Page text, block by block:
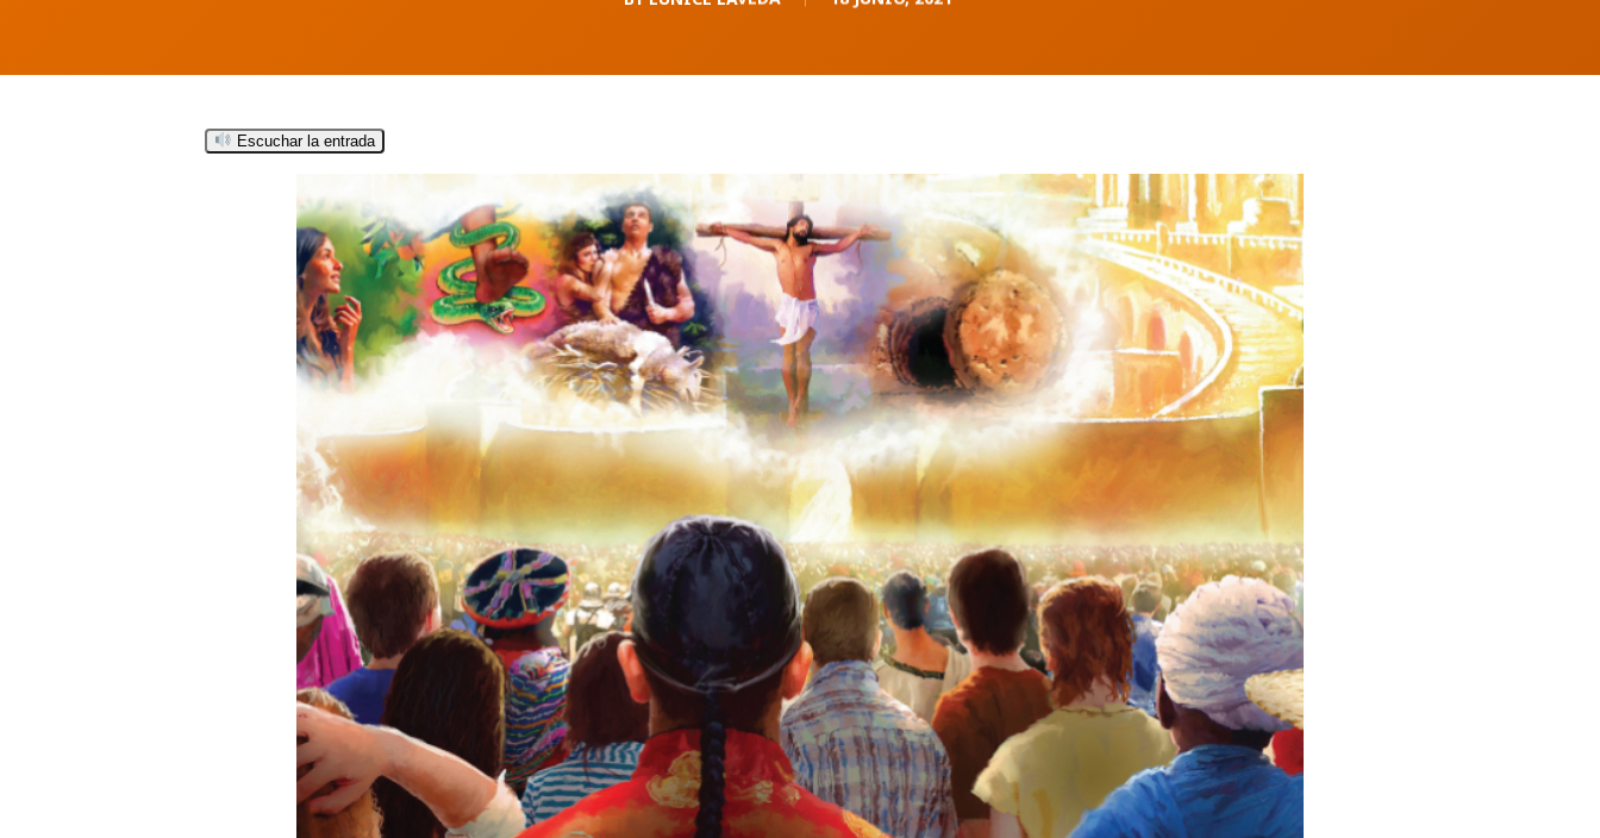
Hit enter to search or ESC to close
Escuchar la entrada